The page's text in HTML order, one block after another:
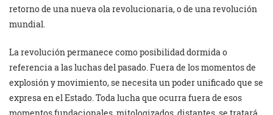
retorno de una nueva ola revolucionaria, o de una revolución
mundial.
La revolución permanece como posibilidad dormida o
referencia a las luchas del pasado. Fuera de los momentos de
explosión y movimiento, se necesita un poder unificado que se
expresa en el Estado. Toda lucha que ocurra fuera de esos
momentos fundacionales, mitologizados, distantes, se tratará